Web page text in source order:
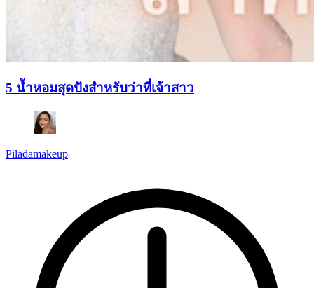
5 น้ำหอมสุดปังสำหรับว่าที่เจ้าสาว
Piladamakeup